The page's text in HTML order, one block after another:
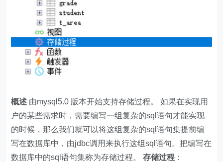
概述 由mysql5.0 版本开始支持存储过程。 如果在实现用
户的某些需求时，需要编写一组复杂的sql语句才能实现
的时候，那么我们就可以将这组复杂的sql语句集提前编
写在数据库中，由jdbc调用来执行这组sql语句。把编写在
数据库中的sql语句集称为存储过程。存储过程 ：